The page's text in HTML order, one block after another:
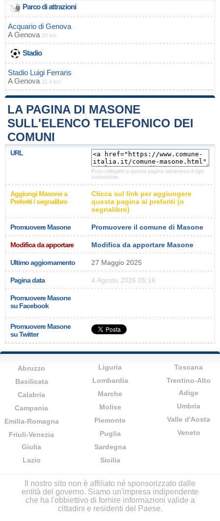
Parco di attrazioni
Acquario di Genova
AGenova 20 km
Stadio
Stadio Luigi Ferraris
AGenova 21.4 km
LA PAGINA DI MASONE
SULL'ELENCO TELEFONICO DEI
COMUNI
URL
Puoi collegarti a questa pagina attraverso il rigo
sottostante.
Aggiungi Masone a
Preferiti / segnalibro
Clicca sul link per aggiungere
questa pagina ai preferiti (o
segnalibro)
Promuovere Masone Promuovere il comune di Masone
Modifica da apportare Modifica da apportare Masone
Ultimo aggiornamento 27 Maggio 2025
Pagina data 4 Agosto 2026 05:16
Promuovere Masone
su Facebook
Promuovere Masone
su Twitter
Abruzzo
Basilicata
Calabria
Campania
Emilia-Romagna
Friuli-Venezia
Giulia
Lazio
Liguria
Lombardia
Marche
Molise
Piemonte
Puglia
Sardegna
Sicilia
Toscana
Trentino-Alto
Adige
Umbria
Valle d'Aosta
Veneto
Il nostro sito non è affiliato né sponsorizzato dalle
entità del governo. Siamo un'impresa indipendente
che ha l'obbiettivo di fornire informazioni valide a
cittadini e residenti del Paese.